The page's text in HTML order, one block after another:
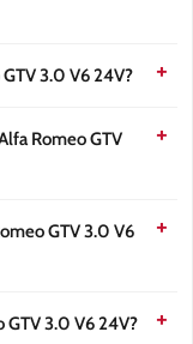
3.0 V6 24V?
Romeo GTV
GTV 3.0 V6
3.0 V6 24V?